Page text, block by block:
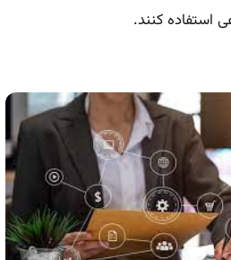
کنند.